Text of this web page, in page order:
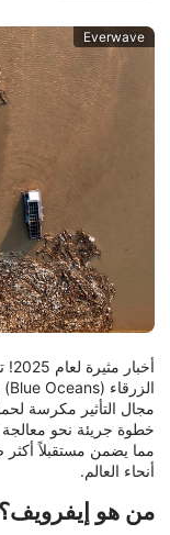
Everwave
مجال التأثير مكرسة
خطوة جريئة نحو معالجة
مما يضمن مستقبلاً أكثر
أنحاء العالم.
من هو إيفرويف؟